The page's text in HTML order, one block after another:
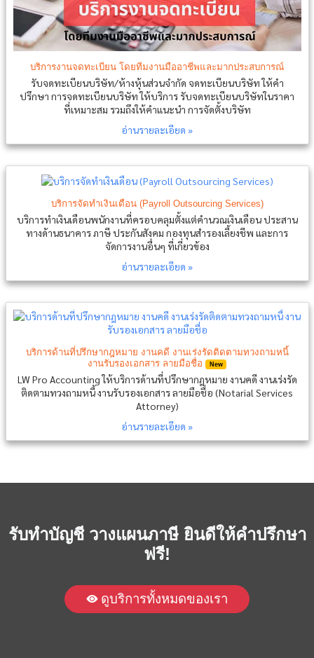
บริการงานจดทะเบียน โดยทีมงานมืออาชีพและมากประสบการณ์
รับจดทะเบียนบริษัท/ห้างหุ้นส่วนจำกัด จดทะเบียนบริษัท ให้คำ
ปรึกษา การจดทะเบียนบริษัท ให้บริการ รับจดทะเบียนบริษัทในราคา
ที่เหมาะสม รวมถึงให้คำแนะนำ การจัดตั้งบริษัท
อ่านรายละเอียด »
บริการจัดทำเงินเดือน (Payroll Outsourcing Services)
บริการทำเงินเดือนพนักงานที่ครอบคลุมตั้งแต่คำนวณเงินเดือน ประสาน
ทางด้านธนาคาร ภาษี ประกันสังคม กองทุนสำรองเลี้ยงชีพ และการ
จัดการงานอื่นๆ ที่เกี่ยวข้อง
อ่านรายละเอียด »
บริการด้านที่ปรึกษากฎหมาย งานคดี งานเร่งรัดติดตามทวงถามหนี้
งานรับรองเอกสาร ลายมือชื่อ
New
LW Pro Accounting ให้บริการด้านที่ปรึกษากฎหมาย งานคดี งานเร่งรัด
ติดตามทวงถามหนี้ งานรับรองเอกสาร ลายมือชื่อ (Notarial Services
Attorney)
อ่านรายละเอียด »
รับทำบัญชี วางแผนภาษี ยินดีให้คำปรึกษา
ฟรี!
ดูบริการทั้งหมดของเรา